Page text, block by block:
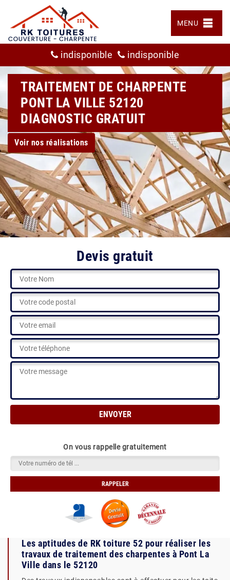
MENU
indisponible indisponible
TRAITEMENT DE CHARPENTE
PONT LA VILLE 52120
DIAGNOSTIC GRATUIT
Voir nos réalisations
Devis gratuit
On vous rappelle gratuitement
Les aptitudes de RK toiture 52 pour réaliser les
travaux de traitement des charpentes à Pont La
Ville dans le 52120